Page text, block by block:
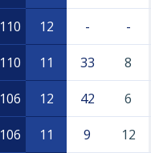
110 12 - -
110 11 33 8
106 12 42 6
106 11 9 12